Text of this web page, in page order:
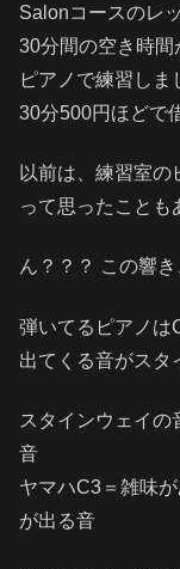
Salonコースのレ
30分間の空き時間
ピアノで練習しま
30分500円ほどで
以前は、練習室の
って思ったことも
ん？？？ この響
弾いてるピアノは
出てくる音がスタ
スタインウェイの
音
ヤマハC3＝雑味
が出る音